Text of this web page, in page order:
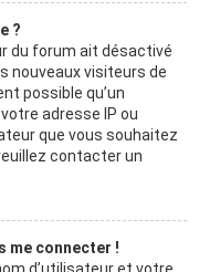
?
du forum ait désactivé
nouveaux visiteurs de
possible qu’un
adresse IP ou
que vous souhaitez
contacter un
me connecter !